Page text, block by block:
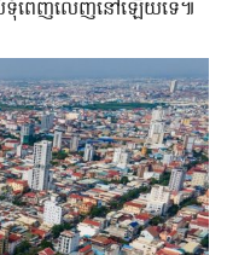
ស់ទុំពេញលេញនៅឡើយទេ៕